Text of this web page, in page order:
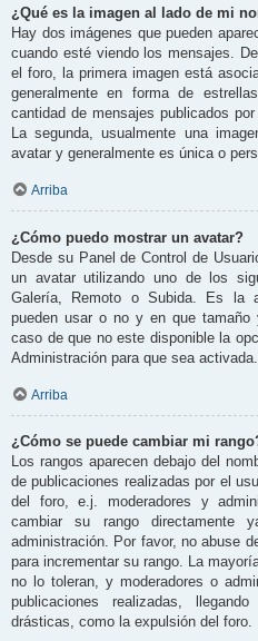
¿Qué es la imagen al lado de mi
Hay dos imágenes que pueden
cuando esté viendo los mensajes.
el foro, la primera imagen está
generalmente en forma de
cantidad de mensajes publicados
La segunda, usualmente una
avatar y generalmente es única o
Arriba
¿Cómo puedo mostrar un avatar?
Desde su Panel de Control de
un avatar utilizando uno de los
Galería, Remoto o Subida. Es la
pueden usar o no y en que
caso de que no este disponible la
Administración para que sea activada.
Arriba
¿Cómo se puede cambiar mi
Los rangos aparecen debajo del
de publicaciones realizadas por el
del foro, e.j. moderadores y
cambiar su rango directamente
administración. Por favor, no abuse
para incrementar su rango. La
no lo toleran, y moderadores o
publicaciones realizadas,
drásticas, como la expulsión del foro.